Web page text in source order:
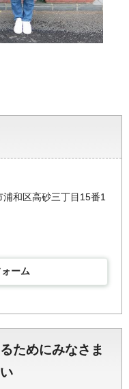
和区高砂三丁目15番1
ーム
ためにみなさま